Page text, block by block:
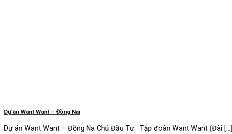
Dự án Want Want – Đồng Nai
Dự án Want Want – Đồng Na Chủ Đầu Tư: Tập đoàn Want Want (Đài [...]